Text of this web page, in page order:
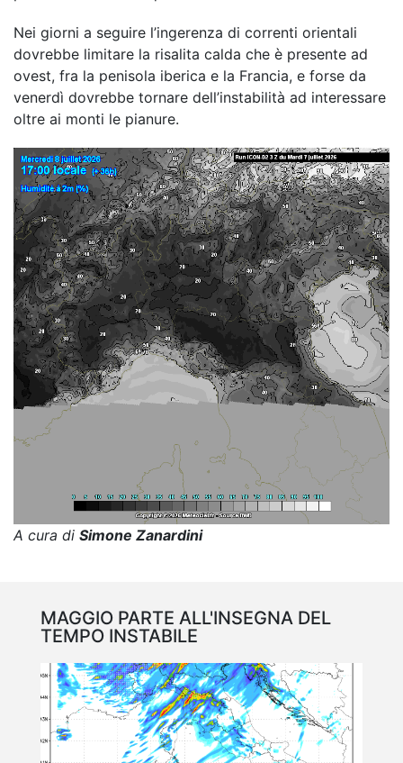
Nei giorni a seguire l’ingerenza di correnti orientali
dovrebbe limitare la risalita calda che è presente ad
ovest, fra la penisola iberica e la Francia, e forse da
venerdì dovrebbe tornare dell’instabilità ad interessare
oltre ai monti le pianure.
A cura di Simone Zanardini
MAGGIO PARTE ALL'INSEGNA DEL
TEMPO INSTABILE